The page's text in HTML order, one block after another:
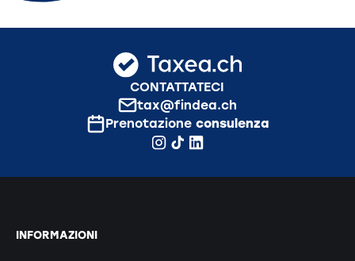
CONTATTATECI
tax@findea.ch
Prenotazione consulenza
INFORMAZIONI